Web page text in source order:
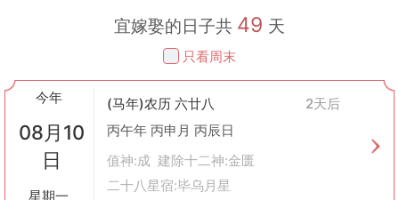
3. 嫁娶仪式的传统习俗
中国各地的婚礼习俗有所不同，但一般包括以下步骤：
：男方家长向女方提亲。
问名：询问女方姓名及生辰八字。
：将女方的生辰八字与男方的匹配后，告知女方结果满意。
：正式送聘礼给女方家。
宜嫁娶的日子共 49 天
只看周末
今年
08月10
日
星期一
(马年)农历 六廿八
2天后
丙午年 丙申月 丙辰日
值神:成 建除十二神:金匮
二十八星宿:毕乌月星